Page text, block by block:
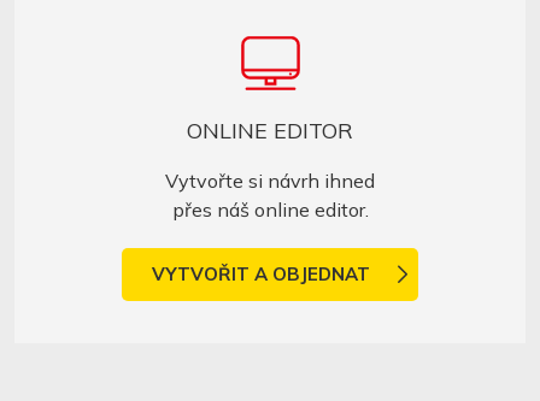
ONLINE EDITOR
Vytvořte si návrh ihned
přes náš online editor.
VYTVOŘIT A OBJEDNAT